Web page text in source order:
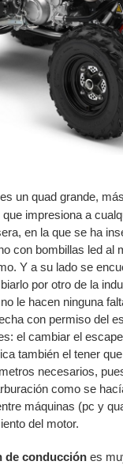
un quad grande,
impresiona a
en la que se ha
con bombillas led al
Y a su lado se
por otro de la
le hacen ninguna
con permiso del
el cambiar el
también el tener
necesarios,
como se
máquinas (pc y
del motor.
de conducción es